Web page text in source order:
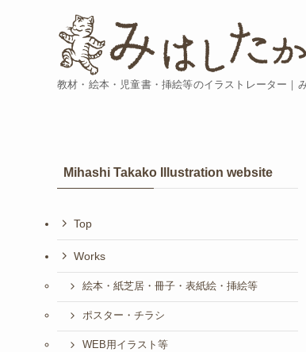
教材・絵本・児童書・挿絵等のイラストレーター｜
Mihashi Takako Illustration website
Top
Works
絵本・紙芝居・冊子・表紙絵・挿絵等
ポスター・チラシ
WEB用イラスト等